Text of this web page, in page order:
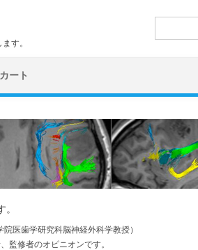
す。
検
カート
医歯学研究科脳神経外科学教授）
監修者のオピニオンです。